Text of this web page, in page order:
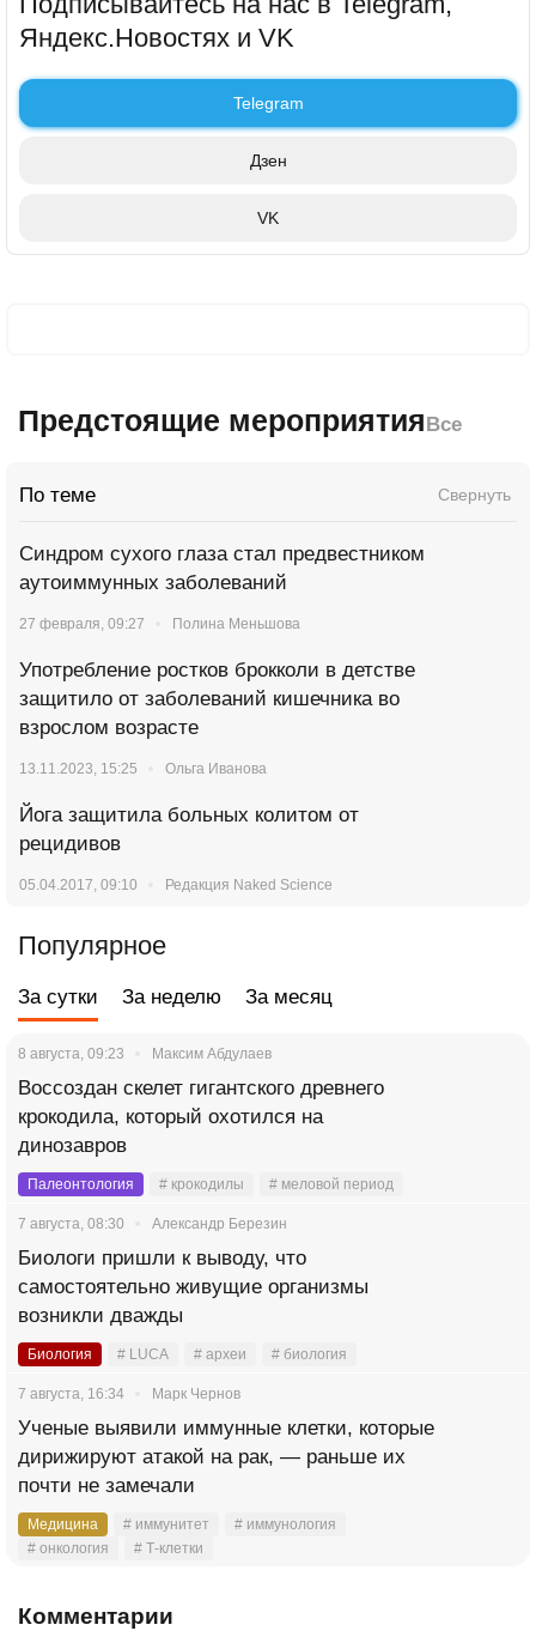
Яндекс.Новостях и VK
Telegram
Дзен
VK
Предстоящие мероприятияВсе
По теме Свернуть
Синдром сухого глаза стал предвестником
аутоиммунных заболеваний
27 февраля, 09:27 Полина Меньшова
Употребление ростков брокколи в детстве
защитило от заболеваний кишечника во
взрослом возрасте
13.11.2023, 15:25 Ольга Иванова
Йога защитила больных колитом от
рецидивов
05.04.2017, 09:10 Редакция Naked Science
Популярное
За сутки За неделю За месяц
8 августа, 09:23 Максим Абдулаев
Воссоздан скелет гигантского древнего
крокодила, который охотился на
динозавров
Палеонтология # крокодилы # меловой период
7 августа, 08:30 Александр Березин
Биологи пришли к выводу, что
самостоятельно живущие организмы
возникли дважды
Биология # LUCA # археи # биология
7 августа, 16:34 Марк Чернов
Ученые выявили иммунные клетки, которые
дирижируют атакой на рак, — раньше их
почти не замечали
Медицина # иммунитет
# иммунология
# онкология
# Т-клетки
Комментарии